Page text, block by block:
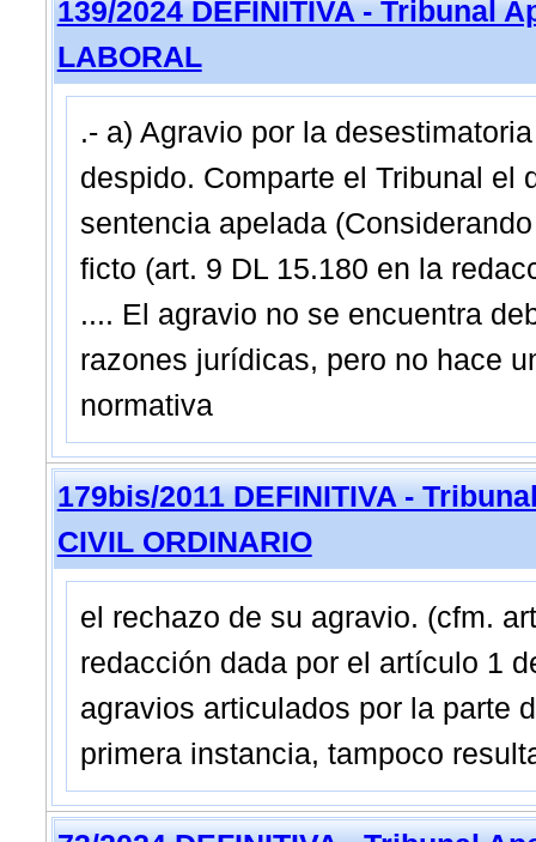
139/2024 DEFINITIVA - Tribunal
LABORAL
.- a) Agravio por la
despido. Comparte el Tribunal el
sentencia apelada
ficto (art. 9 DL 15.180 en la
.... El agravio no se encuentra
razones jurídicas, pero no hace
normativa
179bis/2011 DEFINITIVA -
CIVIL ORDINARIO
el rechazo de su agravio. (cfm.
redacción dada por el artículo 1
agravios articulados por la parte
primera instancia, tampoco